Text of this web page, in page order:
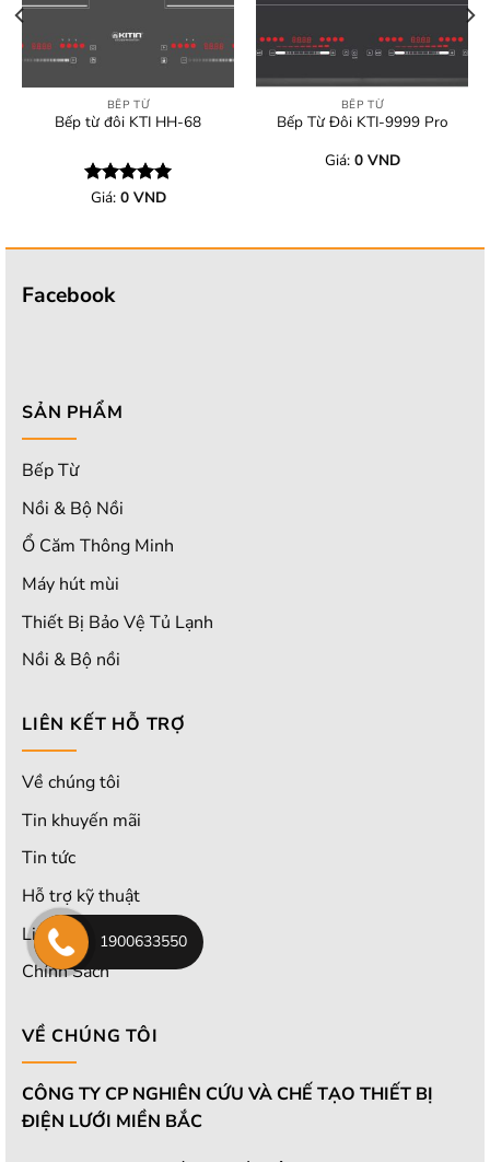
BẾP TỪ
Bếp từ đôi KTI HH-68
Được xếp
Giá: 0 VND
BẾP TỪ
Bếp Từ Đôi KTI-9999 Pro
Giá: 0 VND
Facebook
SẢN PHẨM
Bếp Từ
Nồi & Bộ Nồi
Ổ Căm Thông Minh
Máy hút mùi
Thiết Bị Bảo Vệ Tủ Lạnh
Nồi & Bộ nồi
LIÊN KẾT HỖ TRỢ
Về chúng tôi
Tin khuyến mãi
Tin tức
Hỗ trợ kỹ thuật
Liên hệ với chúng tôi
Chính Sách
VỀ CHÚNG TÔI
CÔNG TY CP NGHIÊN CỨU VÀ CHẾ TẠO THIẾT BỊ
ĐIỆN LƯỚI MIỀN BẮC
1900633550